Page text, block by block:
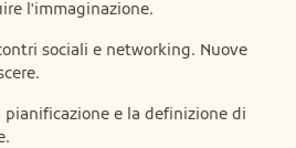
l'immaginazione.
sociali e networking. Nuove
pianificazione e la definizione di